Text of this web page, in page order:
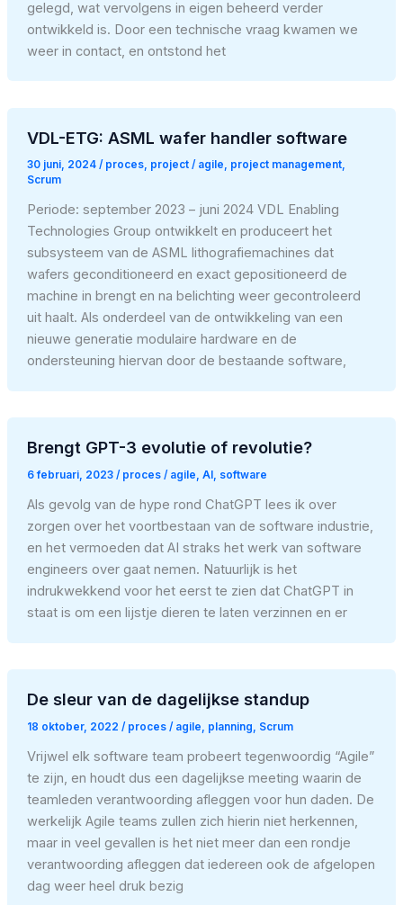
gelegd, wat vervolgens in eigen beheerd verder
ontwikkeld is. Door een technische vraag kwamen we
weer in contact, en ontstond het
VDL-ETG: ASML wafer handler software
30 juni, 2024 / proces, project/ agile, project management,
Scrum
Periode: september 2023 – juni 2024 VDL Enabling
Technologies Group ontwikkelt en produceert het
subsysteem van de ASML lithografiemachines dat
wafers geconditioneerd en exact gepositioneerd de
machine in brengt en na belichting weer gecontroleerd
uit haalt. Als onderdeel van de ontwikkeling van een
nieuwe generatie modulaire hardware en de
ondersteuning hiervan door de bestaande software,
Brengt GPT-3 evolutie of revolutie?
6 februari, 2023 / proces/ agile, AI , software
Als gevolg van de hype rond ChatGPT lees ik over
zorgen over het voortbestaan van de software industrie,
en het vermoeden dat AI straks het werk van software
engineers over gaat nemen. Natuurlijk is het
indrukwekkend voor het eerst te zien dat ChatGPT in
staat is om een lijstje dieren te laten verzinnen en er
De sleur van de dagelijkse standup
18 oktober, 2022 / proces/ agile, planning, Scrum
Vrijwel elk software team probeert tegenwoordig “Agile”
te zijn, en houdt dus een dagelijkse meeting waarin de
teamleden verantwoording afleggen voor hun daden. De
werkelijk Agile teams zullen zich hierin niet herkennen,
maar in veel gevallen is het niet meer dan een rondje
verantwoording afleggen dat iedereen ook de afgelopen
dag weer heel druk bezig